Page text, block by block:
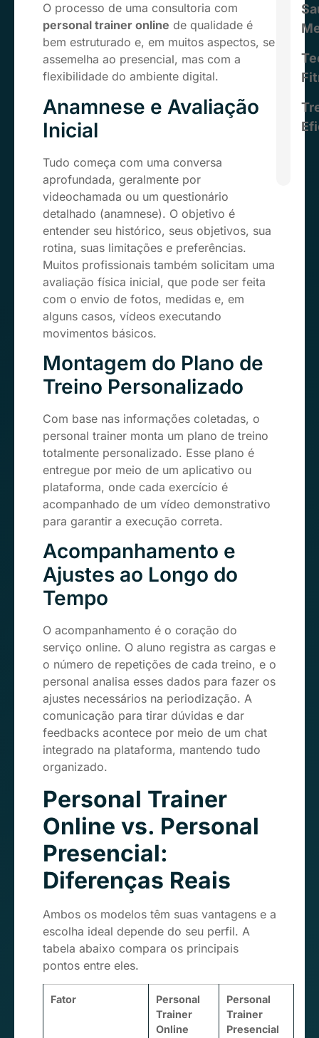
O processo de uma consultoria com
personal trainer online de qualidade é
bem estruturado e, em muitos aspectos, se
assemelha ao presencial, mas com a
flexibilidade do ambiente digital.
Anamnese e Avaliação
Inicial
Tudo começa com uma conversa
aprofundada, geralmente por
videochamada ou um questionário
detalhado (anamnese). O objetivo é
entender seu histórico, seus objetivos, sua
rotina, suas limitações e preferências.
Muitos profissionais também solicitam uma
avaliação física inicial, que pode ser feita
com o envio de fotos, medidas e, em
alguns casos, vídeos executando
movimentos básicos.
Montagem do Plano de
Treino Personalizado
Com base nas informações coletadas, o
personal trainer monta um plano de treino
totalmente personalizado. Esse plano é
entregue por meio de um aplicativo ou
plataforma, onde cada exercício é
acompanhado de um vídeo demonstrativo
para garantir a execução correta.
Acompanhamento e
Ajustes ao Longo do
Tempo
O acompanhamento é o coração do
serviço online. O aluno registra as cargas e
o número de repetições de cada treino, e o
personal analisa esses dados para fazer os
ajustes necessários na periodização. A
comunicação para tirar dúvidas e dar
feedbacks acontece por meio de um chat
integrado na plataforma, mantendo tudo
organizado.
Personal Trainer
Online vs. Personal
Presencial:
Diferenças Reais
Ambos os modelos têm suas vantagens e a
escolha ideal depende do seu perfil. A
tabela abaixo compara os principais
pontos entre eles.
Fator
Personal
Trainer
Online
Personal
Trainer
Presencial